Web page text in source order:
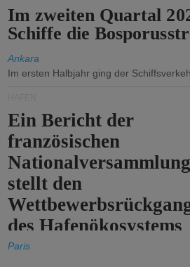
Im zweiten Quartal
Schiffe die
Ankara
Im ersten Halbjahr ging der
Ein Bericht der
französischen
Nationalversammlung
stellt den
des Hafenökosystems
des Staates fest.
Paris